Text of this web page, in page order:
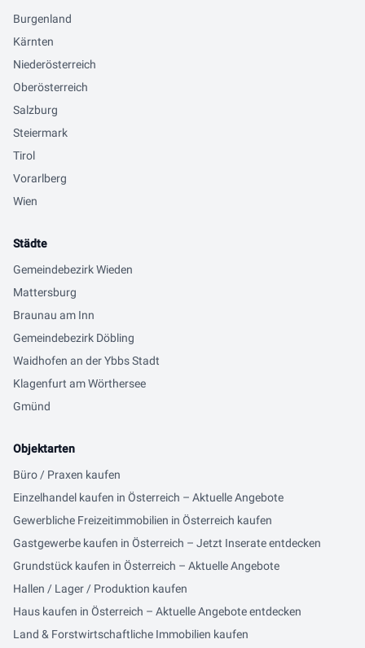
Burgenland
Kärnten
Niederösterreich
Oberösterreich
Salzburg
Steiermark
Tirol
Vorarlberg
Wien
Städte
Gemeindebezirk Wieden
Mattersburg
Braunau am Inn
Gemeindebezirk Döbling
Waidhofen an der Ybbs Stadt
Klagenfurt am Wörthersee
Gmünd
Objektarten
Büro / Praxen kaufen
Einzelhandel kaufen in Österreich – Aktuelle Angebote
Gewerbliche Freizeitimmobilien in Österreich kaufen
Gastgewerbe kaufen in Österreich – Jetzt Inserate entdecken
Grundstück kaufen in Österreich – Aktuelle Angebote
Hallen / Lager / Produktion kaufen
Haus kaufen in Österreich – Aktuelle Angebote entdecken
Land & Forstwirtschaftliche Immobilien kaufen